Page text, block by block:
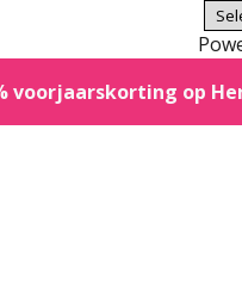
voorjaarskorting op